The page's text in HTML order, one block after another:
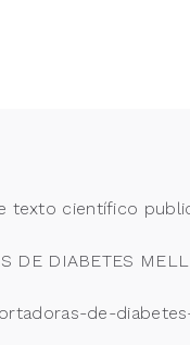
texto científico
DE DIABETES
de-